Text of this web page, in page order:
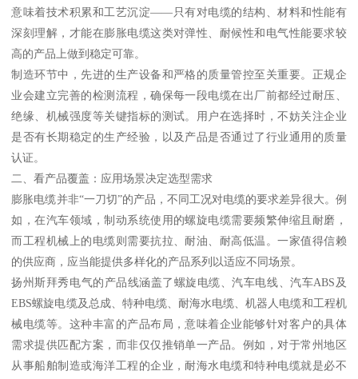
意味着技术积累和工艺沉淀——只有对电缆的结构、材料和性能有
深刻理解，才能在膨胀电缆这类对弹性、耐候性和电气性能要求较
高的产品上做到稳定可靠。
制造环节中，先进的生产设备和严格的质量管控至关重要。正规企
业会建立完善的检测流程，确保每一段电缆在出厂前都经过耐压、
绝缘、机械强度等关键指标的测试。用户在选择时，不妨关注企业
是否有长期稳定的生产经验，以及产品是否通过了行业通用的质量
认证。
二、看产品覆盖：应用场景决定选型需求
膨胀电缆并非“一刀切”的产品，不同工况对电缆的要求差异很大。例
如，在汽车领域，制动系统使用的螺旋电缆需要频繁伸缩且耐磨，
而工程机械上的电缆则需要抗拉、耐油、耐高低温。一家值得信赖
的供应商，应当能提供多样化的产品系列以适应不同场景。
扬州斯拜秀电气的产品线涵盖了螺旋电缆、汽车电线、汽车ABS及
EBS螺旋电缆及总成、特种电缆、耐海水电缆、机器人电缆和工程机
械电缆等。这种丰富的产品布局，意味着企业能够针对客户的具体
需求提供匹配方案，而非仅仅推销单一产品。例如，对于常州地区
从事船舶制造或海洋工程的企业，耐海水电缆和特种电缆就是必不